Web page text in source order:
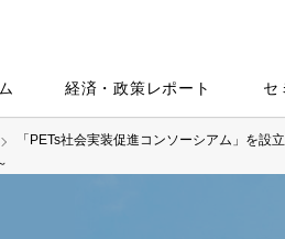
経済・政策レポート セ
「PETs社会実装促進コンソーシアム」を